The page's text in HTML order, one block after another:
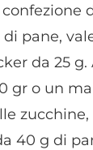
pane,
da 25
gr o un
40 g di